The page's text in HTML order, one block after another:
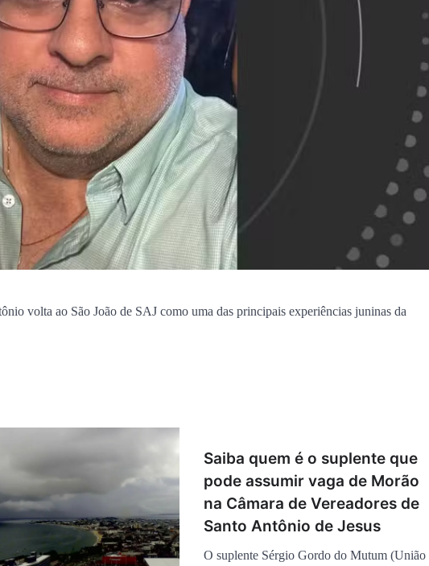
volta ao São João de SAJ como uma das principais experiências juninas da
Saiba quem é o suplente que
pode assumir vaga de Morão
na Câmara de Vereadores de
Santo Antônio de Jesus
O suplente Sérgio Gordo do Mutum (União